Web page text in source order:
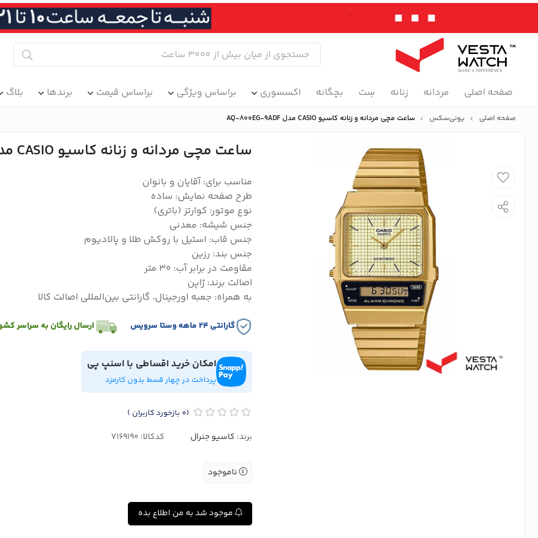
صفحه اصلی مردانه زنانه سِت بچگانه اکسسوری براساس ویژگی براساس قیمت برندها بلاگ
صفحه اصلی یونی‌سکس ساعت مچی مردانه و زنانه کاسیو CASIO مدل AQ-800EG-9ADF
ساعت مچی مردانه و زنانه کاسیو CASIO مدل AQ-800EG-9ADF
مناسب برای: آقایان و بانوان
طرح صفحه نمایش: ساده
نوع موتور: کوارتز (باتری)
جنس شیشه: معدنی
جنس قاب: استیل با روکش طلا و پالادیوم
جنس بند: رزین
مقاومت در برابر آب: 30 متر
اصالت برند: ژاپن
به همراه: جعبه اورجینال، گارانتی بین‌المللی اصالت کالا
گارانتی ۲۴ ماهه وستا سرویس ارسال رایگان به سراسر
امکان خرید اقساطی با اسنپ پی
پرداخت در چهار قسط بدون کارمزد
(0 بازخورد کاربران )
برند: کاسیو جنرال کدکالا:
ناموجود
موجود شد به من اطلاع بده